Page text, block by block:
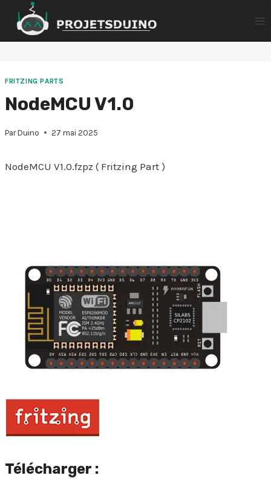
contenu
FRITZING PARTS
NodeMCU V1.0
Par Duino 27 mai 2025
NodeMCU V1.0.fzpz ( Fritzing Part )
Télécharger :